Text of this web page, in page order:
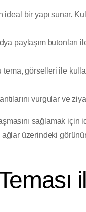
bir yapı sunar.
paylaşım butonları
görselleri ile
vurgular ve
sağlamak için
üzerindeki